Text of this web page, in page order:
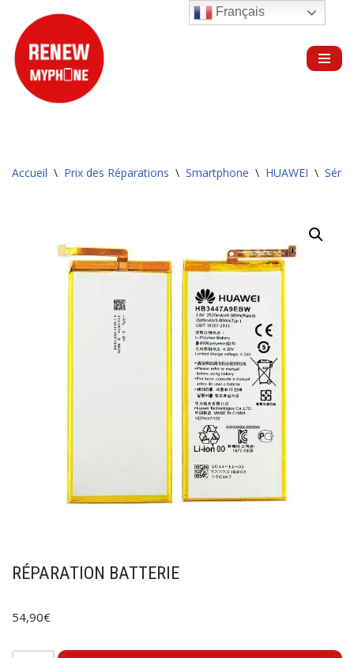
Aller
au
contenu
Accueil \ Prix des Réparations \ Smartphone \ HUAWEI \ Série
RÉPARATION BATTERIE
54,90€
Français